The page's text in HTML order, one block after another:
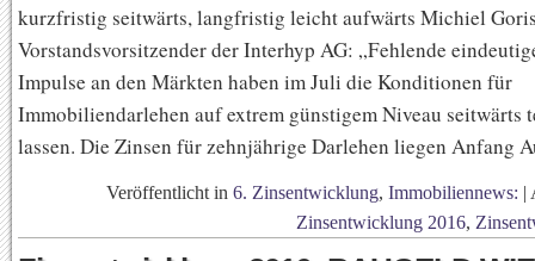
kurzfristig seitwärts, langfristig leicht aufwärts Michiel
Vorstandsvorsitzender der Interhyp AG: „Fehlende
Impulse an den Märkten haben im Juli die Konditionen für
Immobiliendarlehen auf extrem günstigem Niveau seitwärts
lassen. Die Zinsen für zehnjährige Darlehen liegen Anfang
Veröffentlicht in 6. Zinsentwicklung, Immobiliennews: |
Zinsentwicklung 2016,